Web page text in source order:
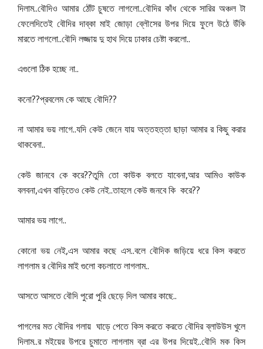
দিলাম..বৌদিও আমার ঠোঁট চুষতে লাগলো..বৌদির কাঁধ থেকে সারির অঞ্চল টা
ফেলেদিতেই বৌদির দাব্কা মাই জোড়া ব্লৌসের উপর দিয়ে ফুলে উঠে উঁকি
মারতে লাগলো..বৌদি লজ্জায় দু হাথ দিয়ে ঢাকার চেষ্টা করলো..
এগুলো ঠিক হচ্ছে না..
কনো??প্রবলেম কে আছে বৌদি??
না আমার ভয় লাগে..যদি কেউ জেনে যায় অত্তহত্তা ছাড়া আমার র কিছু করার
থাকবেনা..
কেউ জানবে কে করে??তুমি তো কাউক বলতে যাবেনা,আর আমিও কাউক
বলবনা,এখন বাড়িতেও কেউ নেই..তাহলে কেউ জনবে কি করে??
আমার ভয় লাগে..
কোনো ভয় নেই,এস আমার কছে এস..বলে বৌদিক জড়িয়ে ধরে কিস করতে
লাগলাম র বৌদির মাই গুলো কচলাতে লাগলাম..
আসতে আসতে বৌদি পুরো পুরি ছেড়ে দিল আমার কাছে..
পাগলের মত বৌদির গলায় ঘাড়ে পেতে কিস করতে করতে বৌদির ব্লাউউস খুলে
দিলাম..র মইয়ের উপরে চুমাতে লাগলাম ব্রা এর উপর দিয়েই..বৌদি মক কিস